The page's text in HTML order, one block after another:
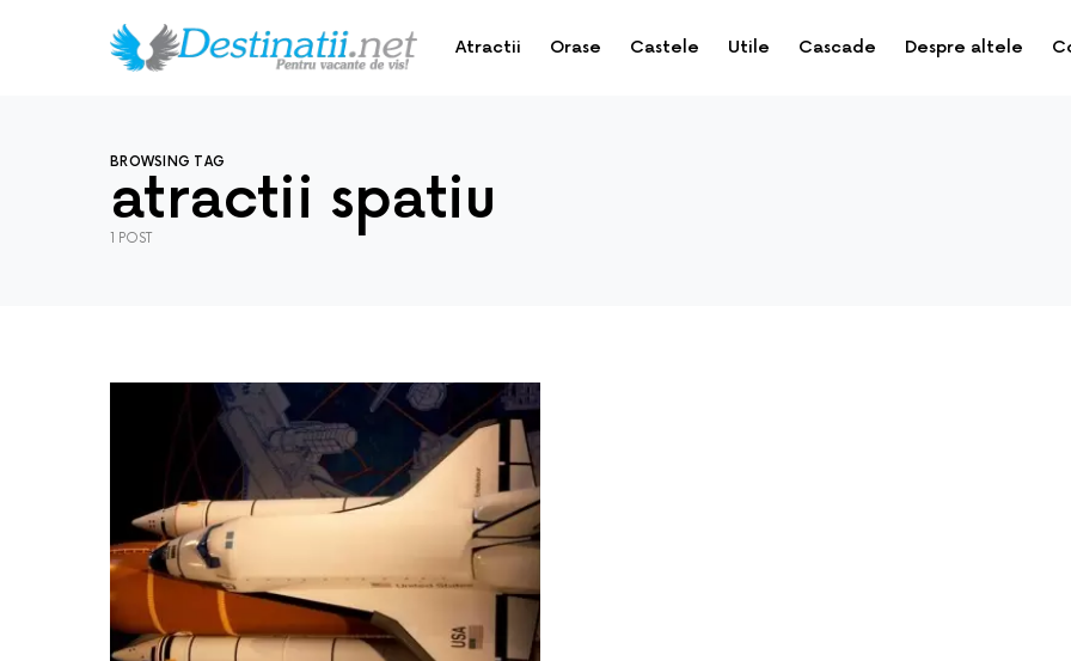
Atractii Orase Castele Utile Cascade Despre altele
BROWSING TAG
atractii spatiu
1 POST